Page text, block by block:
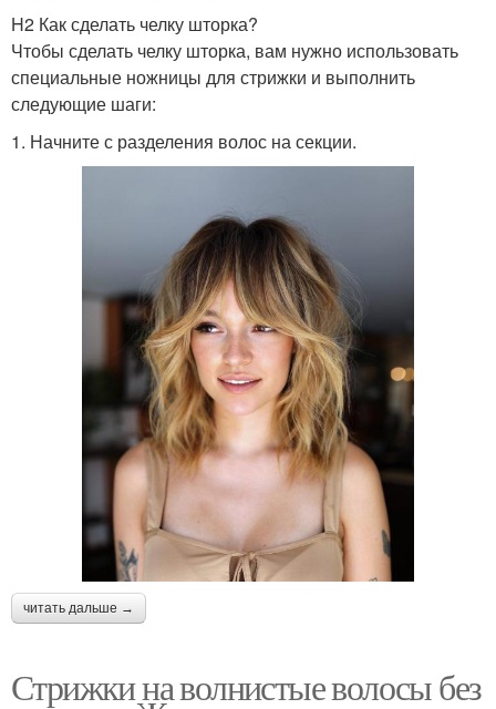
H2 Как сделать челку шторка?
Чтобы сделать челку шторка, вам нужно использовать
специальные ножницы для стрижки и выполнить
следующие шаги:
1. Начните с разделения волос на секции.
читать дальше →
Стрижки на волнистые волосы без